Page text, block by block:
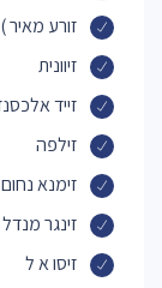
זורע מאיר
זיוונית
זייד
זילפה
זימנא
זינגר מנדל
זיסו א ל